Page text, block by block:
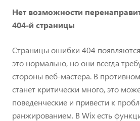
Нет возможности
404-й страницы
Страницы ошибки 404
это нормально, но они всегда
стороны веб-мастера. В
станет критически много, это
поведенческие и привести к
ранжированием. В Wix есть